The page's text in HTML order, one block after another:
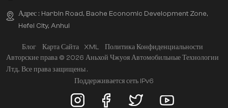
Адрес : Harbin Road, Baohe Economic Development Zone,
Hefei City, Anhui
Блог Карта Сайта XML
Политика Конфиденциальности
Авторские права © 2026 Аньхой Чжуоя Автомобильные Технологии
Лтд.. Все права защищены .
Поддерживается сеть IPv6